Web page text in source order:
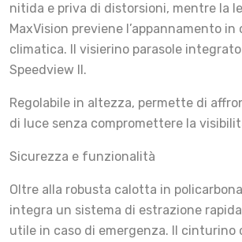
nitida e priva di distorsioni, mentre la
MaxVision previene l’appannamento
climatica. Il visierino parasole
Speedview II.
Regolabile in altezza, permette di
di luce senza compromettere la
Sicurezza e funzionalità
Oltre alla robusta calotta in
integra un sistema di estrazione
utile in caso di emergenza. Il cinturino